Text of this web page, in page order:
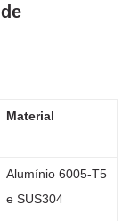
Material
Alumínio 6005-T5
e SUS304